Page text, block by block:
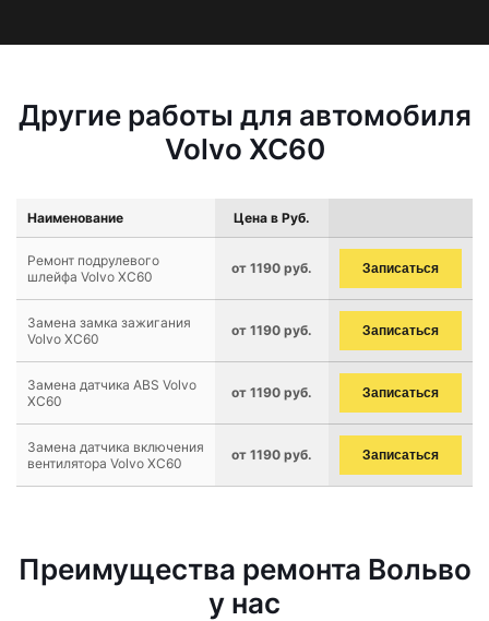
Другие работы для автомобиля
Volvo XC60
Наименование Цена в Руб.
Ремонт подрулевого
шлейфа Volvo XC60
от 1190 руб. Записаться
Замена замка зажигания
Volvo XC60
от 1190 руб. Записаться
Замена датчика ABS Volvo
XC60
от 1190 руб. Записаться
Замена датчика включения
вентилятора Volvo XC60
от 1190 руб. Записаться
Преимущества ремонта Вольво
у нас